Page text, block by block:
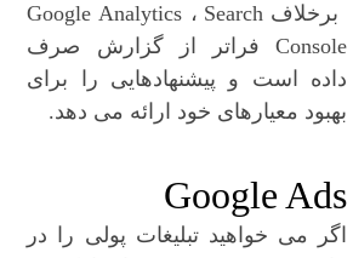
برخلاف Google Analytics ، Search
Console فراتر از گزارش صرف
داده است و پیشنهادهایی را برای
بهبود معیارهای خود ارائه می دهد.
Google Ads
اگر می خواهید تبلیغات پولی را در